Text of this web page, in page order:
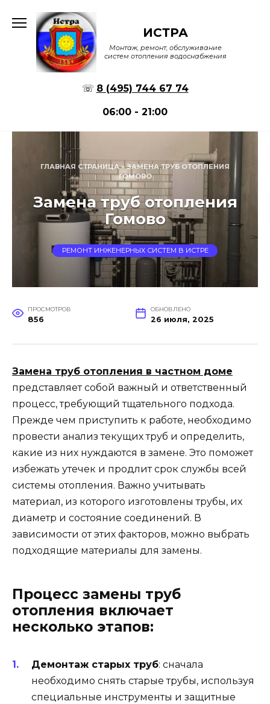
содержанию
ИСТРА
Монтаж, ремонт, обслуживание
систем отопления водоснабжения
☏ 8 (495) 744 67 74
06:00 - 21:00
ГЛАВНАЯ СТРАНИЦА»ЗАМЕНА ТРУБ ОТОПЛЕНИЯ
ГОМОВО
Замена труб отопления
Гомово
РЕМОНТ ИНЖЕНЕРНЫХ СИСТЕМ В ИСТРЕ
ПРОСМОТРОВ
856
ОБНОВЛЕНО
26 июля, 2025
Замена труб отопления в частном доме
представляет собой важный и ответственный
процесс, требующий тщательного подхода.
Прежде чем приступить к работе, необходимо
провести анализ текущих труб и определить,
какие из них нуждаются в замене. Это поможет
избежать утечек и продлит срок службы всей
системы отопления. Важно учитывать
материал, из которого изготовлены трубы, их
диаметр и состояние соединений. В
зависимости от этих факторов, можно выбрать
подходящие материалы для замены.
Процесс замены труб
отопления включает
несколько этапов:
Демонтаж старых труб: сначала
необходимо снять старые трубы, используя
специальные инструменты и защитные